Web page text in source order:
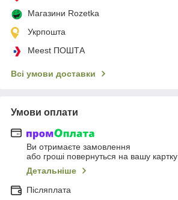
Магазини Rozetka
Укрпошта
Meest ПОШТА
Всі умови доставки
Умови оплати
Ви отримаєте замовлення
або гроші повернуться на вашу картку
Детальніше
Післяплата